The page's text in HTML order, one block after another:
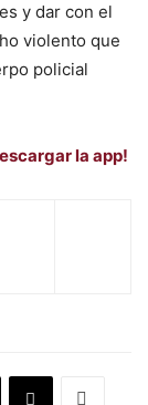
y dar con el
violento que
policial
la app!